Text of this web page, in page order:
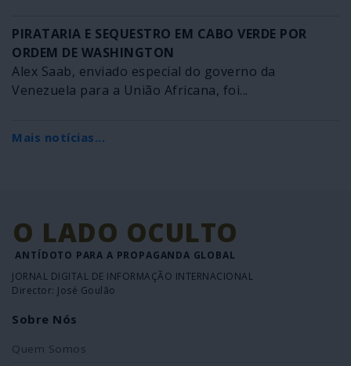
PIRATARIA E SEQUESTRO EM CABO VERDE POR
ORDEM DE WASHINGTON
Alex Saab, enviado especial do governo da
Venezuela para a União Africana, foi...
Mais notícias...
O LADO OCULTO
ANTÍDOTO PARA A PROPAGANDA GLOBAL
JORNAL DIGITAL DE INFORMAÇÃO INTERNACIONAL
Director: José Goulão
Sobre Nós
Quem Somos